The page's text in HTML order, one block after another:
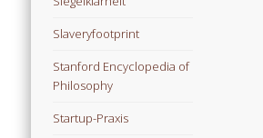
Slaveryfootprint
Stanford Encyclopedia of
Philosophy
Startup-Praxis